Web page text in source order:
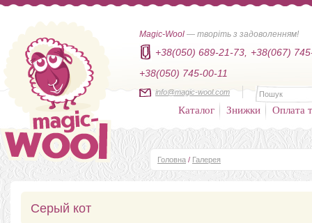
Magic-Wool — творіть з задоволенням!
+38(050) 689-21-73,
+38(067)
+38(050) 745-00-11
info@magic-wool.com
Каталог Знижки Оплата
Головна / Галерея
Серый кот